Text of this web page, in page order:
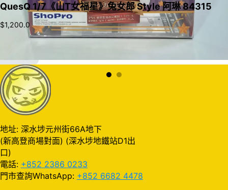
QuesQ 1/7《山T女福星》兔女郎 Style 阿琳 84315
$1,200.0
地址: 深水埗元州街66A地下
(新高登商場對面) (深水埗地鐵站D1出
口)
電話: +852 2386 0233
門市查詢WhatsApp: +852 6682 4478